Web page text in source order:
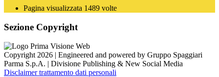
Pagina visualizzata 1489 volte
Sezione Copyright
Copyright 2026 | Engineered and powered by Gruppo Spaggiari
Parma S.p.A. | Divisione Publishing & New Social Media
Disclaimer trattamento dati personali